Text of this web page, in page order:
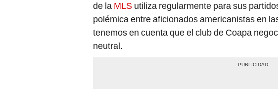
de la MLS utiliza regularmente para sus
polémica entre aficionados americanistas en
tenemos en cuenta que el club de Coapa
neutral.